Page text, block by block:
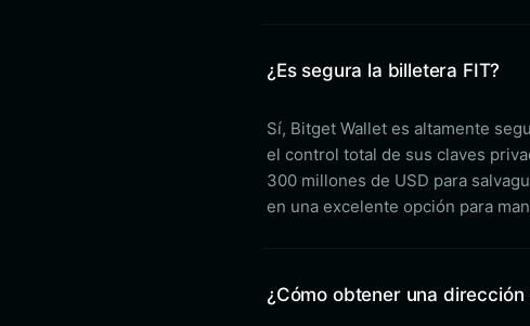
¿Es segura la billetera FIT?
Sí, Bitget Wallet es altamente
el control total de sus claves
300 millones de USD para
en una excelente opción para
¿Cómo obtener una dirección